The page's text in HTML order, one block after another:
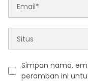
Simpan nama,
peramban ini